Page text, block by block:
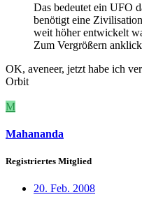
Das bedeutet ein UFO
benötigt eine
weit höher entwickelt
Zum Vergrößern
OK, aveneer, jetzt habe ich
Orbit
M
Mahananda
Registriertes Mitglied
20. Feb. 2008